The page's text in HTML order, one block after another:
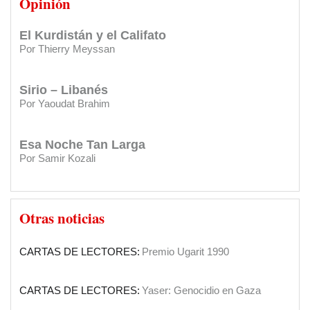
Por Thierry Meyssan
El Kurdistán y el Califato
Por Thierry Meyssan
Sirio – Libanés
Por Yaoudat Brahim
Esa Noche Tan Larga
Por Samir Kozali
El Papa en Tierra Santa
Por Yaoudat Brahim
Una voz en el desierto?
Otras noticias
y al Club Sirio Libanés
CARTAS DE LECTORES:
CARTAS DE LECTORES:
gestión
SOCIEDAD: El Diario Sirio Libanés cumple 90 años
CARTAS DE LECTORES: Premio Ugarit 1990
CARTAS DE LECTORES: Yaser: Genocidio en Gaza